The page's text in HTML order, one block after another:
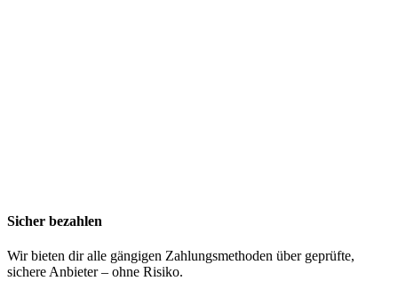
Sicher bezahlen
Wir bieten dir alle gängigen Zahlungsmethoden über geprüfte,
sichere Anbieter – ohne Risiko.